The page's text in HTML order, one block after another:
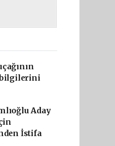
Aday
İstifa